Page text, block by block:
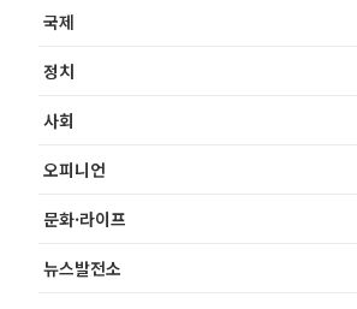
국제
정치
사회
오피니언
문화·라이프
뉴스발전소